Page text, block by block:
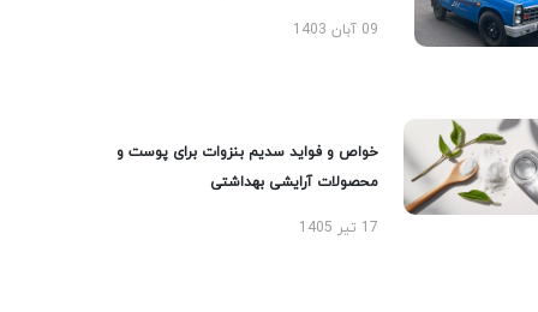
09 آبان 1403
خواص و فواید سدیم بنزوات برای پوست و
محصولات آرایشی بهداشتی
17 تیر 1405